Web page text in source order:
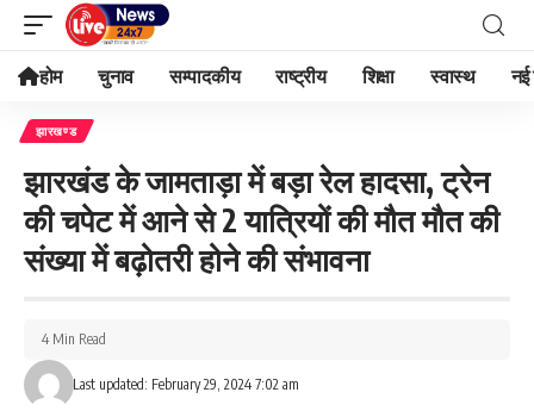
होम चुनाव सम्पादकीय राष्ट्रीय शिक्षा स्वास्थ नई
झारखण्ड
झारखंड के जामताड़ा में बड़ा रेल हादसा, ट्रेन
की चपेट में आने से 2 यात्रियों की मौत मौत की
संख्या में बढ़ोतरी होने की संभावना
Last updated: February 29, 2024 7:02 am
4 Min Read